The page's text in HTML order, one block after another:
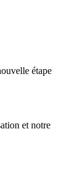
étape
et notre